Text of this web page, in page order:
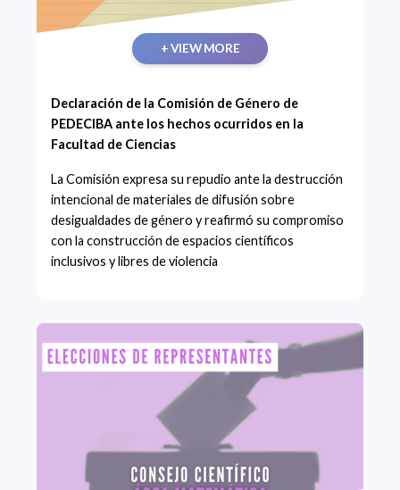
+ VIEW MORE
Declaración de la Comisión de Género de
PEDECIBA ante los hechos ocurridos en la
Facultad de Ciencias
La Comisión expresa su repudio ante la destrucción
intencional de materiales de difusión sobre
desigualdades de género y reafirmó su compromiso
con la construcción de espacios científicos
inclusivos y libres de violencia